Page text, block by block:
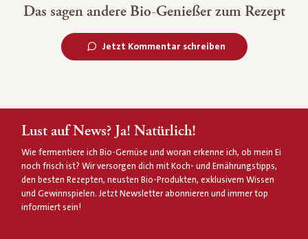
Das sagen andere Bio-Genießer zum Rezept
Jetzt Kommentar schreiben
Lust auf News? Ja! Natürlich!
Wie fermentiere ich Bio-Gemüse und woran erkenne ich, ob mein Ei
noch frisch ist? Wir versorgen dich mit Koch- und Ernährungstipps,
den besten Rezepten, neusten Bio-Produkten, exklusivem Wissen
und Gewinnspielen. Jetzt Newsletter abonnieren und immer top
informiert sein!